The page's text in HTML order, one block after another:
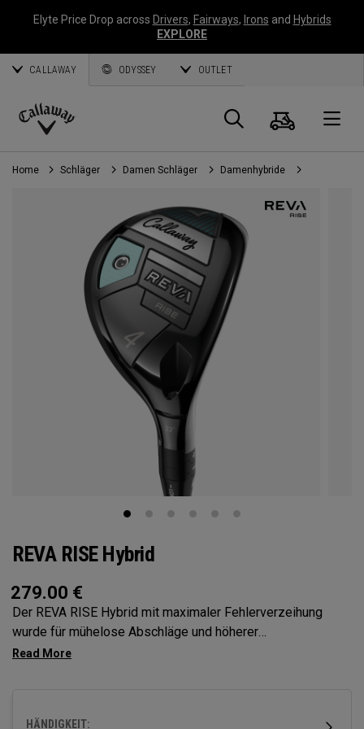
Elyte Price Drop across Drivers, Fairways, Irons and Hybrids
EXPLORE
CALLAWAY ODYSSEY OUTLET
Callaway
Golf
Suche
Home Schläger Damen Schläger Damenhybride
REVA RISE Hybrid
279.00 €
Der REVA RISE Hybrid mit maximaler Fehlerverzeihung
wurde für mühelose Abschläge und höherer
Ballgeschwindigkeit entwickelt und berücksichtigt dank der
HÄNDIGKEIT: